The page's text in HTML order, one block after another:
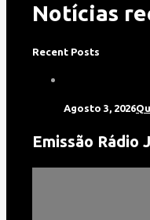
Notícias
Recent Posts
Agosto 3, 2026
Emissão Rádio